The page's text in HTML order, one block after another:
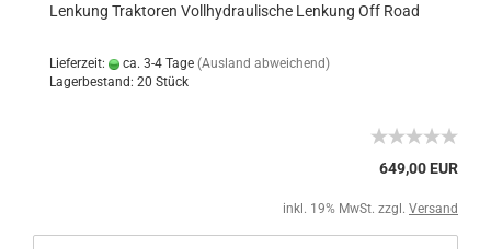
Lenkung Traktoren Vollhydraulische Lenkung Off Road
Lieferzeit: ca. 3-4 Tage (Ausland abweichend)
Lagerbestand: 20 Stück
649,00 EUR
inkl. 19% MwSt. zzgl. Versand